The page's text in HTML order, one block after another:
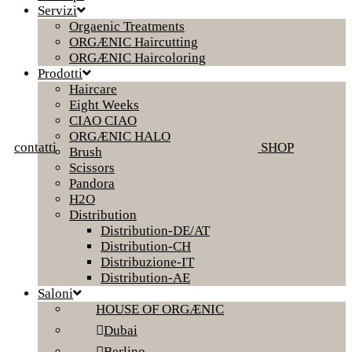
contatti SHOP
Servizi
Orgaenic Treatments
ORGÆNIC Haircutting
ORGÆNIC Haircoloring
Prodotti
Haircare
Eight Weeks
CIAO CIAO
ORGÆNIC HALO
Brush
Scissors
Pandora
H2O
Distribution
Distribution-DE/AT
Distribution-CH
Distribuzione-IT
Distribution-AE
Saloni
HOUSE OF ORGÆNIC
Dubai